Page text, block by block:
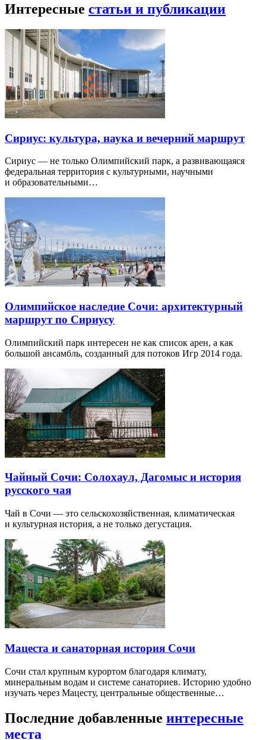
Интересные статьи и публикации
Сириус: культура, наука и вечерний маршрут
Сириус — не только Олимпийский парк, а развивающаяся
федеральная территория с культурными, научными
и образовательными…
Олимпийское наследие Сочи: архитектурный
маршрут по Сириусу
Олимпийский парк интересен не как список арен, а как
большой ансамбль, созданный для потоков Игр 2014 года.
Чайный Сочи: Солохаул, Дагомыс и история
русского чая
Чай в Сочи — это сельскохозяйственная, климатическая
и культурная история, а не только дегустация.
Мацеста и санаторная история Сочи
Сочи стал крупным курортом благодаря климату,
минеральным водам и системе санаториев. Историю удобно
изучать через Мацесту, центральные общественные…
Последние добавленные интересные
места